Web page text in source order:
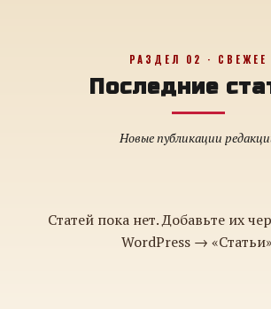
РАЗДЕЛ 02 · СВЕЖЕЕ
Последние
Новые публикации
Статей пока нет. Добавьте их
WordPress →